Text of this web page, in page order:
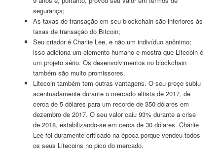
segurança;
As taxas de transação em seu blockchain são inferiores às
taxas de transação do Bitcoin;
Seu criador é Charlie Lee, e não um indivíduo anônimo;
isso adiciona um elemento humano e mostra que Litecoin é
um projeto sério. Os desenvolvimentos no blockchain
também são muito promissores.
Litecoin também tem outras vantagens. O seu preço subiu
acentuadamente durante o mercado altista de 2017, de
cerca de 5 dólares para um recorde de 350 dólares em
dezembro de 2017. O seu valor caiu 93% durante a crise
de 2018, estabilizando-se em cerca de 30 dólares. Charlie
Lee foi duramente criticado na época porque vendeu todos
os seus Litecoins no pico do mercado.